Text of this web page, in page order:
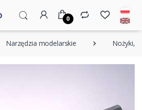
0
Narzędzia modelarskie Nożyki,